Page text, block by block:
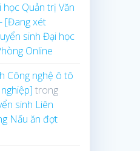
Quản trị Văn
[Đang xét
sinh Đại học
Online
Công nghệ ô tô
trong
sinh Liên
Nấu ăn đợt